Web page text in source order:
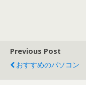
Previous Post
おすすめのパソコン